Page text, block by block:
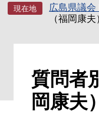
す
し
広島県議
（福岡康夫）
質問者
岡康夫）